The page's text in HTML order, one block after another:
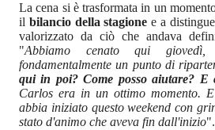
La cena si è trasformata in un
il bilancio della stagione e a
valorizzato da ciò che andava
"Abbiamo cenato qui
fondamentalmente un punto di
qui in poi? Come posso aiutare? E
Carlos era in un ottimo momento.
abbia iniziato questo weekend con
stato d'animo che aveva fin dall'inizio".